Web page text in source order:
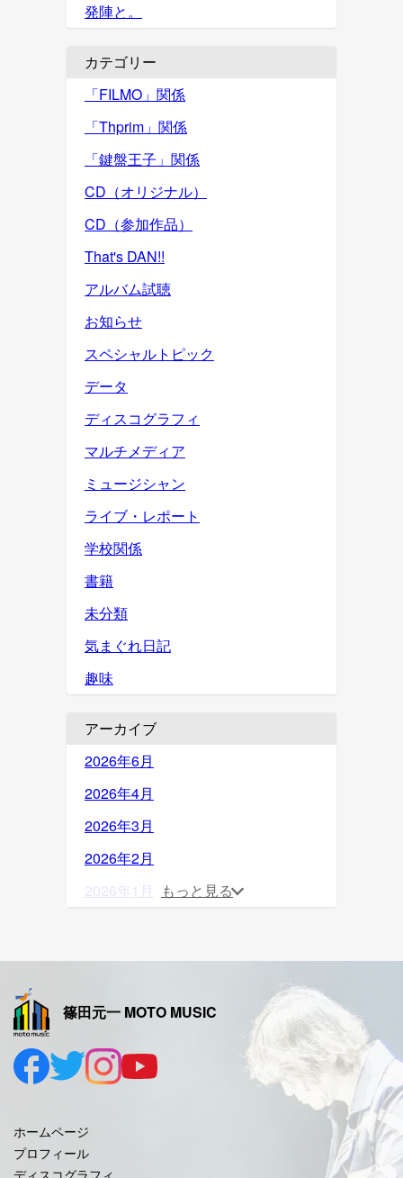
発陣と。
カテゴリー
「FILMO」関係
「Thprim」関係
「鍵盤王子」関係
CD（オリジナル）
CD（参加作品）
That's DAN!!
アルバム試聴
お知らせ
スペシャルトピック
データ
ディスコグラフィ
マルチメディア
ミュージシャン
ライブ・レポート
学校関係
書籍
未分類
気まぐれ日記
趣味
アーカイブ
2026年6月
2026年4月
2026年3月
2026年2月
2026年1月
2025年9月
2025年8月
2025年7月
2025年5月
もっと見る
篠田元一 MOTO MUSIC
ホームページ
プロフィール
ディスコグラフィ